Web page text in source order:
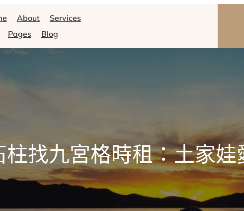
About
Services
Pages
Blog
柱找九宮格時租：土家娃